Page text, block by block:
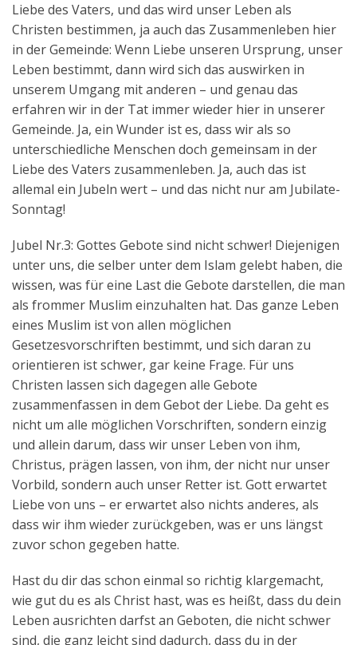
Liebe des Vaters, und das wird unser Leben als
Christen bestimmen, ja auch das Zusammenleben hier
in der Gemeinde: Wenn Liebe unseren Ursprung, unser
Leben bestimmt, dann wird sich das auswirken in
unserem Umgang mit anderen – und genau das
erfahren wir in der Tat immer wieder hier in unserer
Gemeinde. Ja, ein Wunder ist es, dass wir als so
unterschiedliche Menschen doch gemeinsam in der
Liebe des Vaters zusammenleben. Ja, auch das ist
allemal ein Jubeln wert – und das nicht nur am Jubilate-
Sonntag!
Jubel Nr.3: Gottes Gebote sind nicht schwer! Diejenigen
unter uns, die selber unter dem Islam gelebt haben, die
wissen, was für eine Last die Gebote darstellen, die man
als frommer Muslim einzuhalten hat. Das ganze Leben
eines Muslim ist von allen möglichen
Gesetzesvorschriften bestimmt, und sich daran zu
orientieren ist schwer, gar keine Frage. Für uns
Christen lassen sich dagegen alle Gebote
zusammenfassen in dem Gebot der Liebe. Da geht es
nicht um alle möglichen Vorschriften, sondern einzig
und allein darum, dass wir unser Leben von ihm,
Christus, prägen lassen, von ihm, der nicht nur unser
Vorbild, sondern auch unser Retter ist. Gott erwartet
Liebe von uns – er erwartet also nichts anderes, als
dass wir ihm wieder zurückgeben, was er uns längst
zuvor schon gegeben hatte.
Hast du dir das schon einmal so richtig klargemacht,
wie gut du es als Christ hast, was es heißt, dass du dein
Leben ausrichten darfst an Geboten, die nicht schwer
sind, die ganz leicht sind dadurch, dass du in der